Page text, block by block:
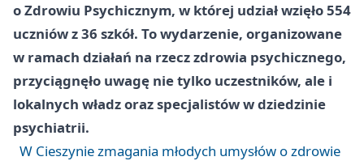
o Zdrowiu Psychicznym, w której udział wzięło 554
uczniów z 36 szkół. To wydarzenie, organizowane
w ramach działań na rzecz zdrowia psychicznego,
przyciągnęło uwagę nie tylko uczestników, ale i
lokalnych władz oraz specjalistów w dziedzinie
psychiatrii.
W Cieszynie zmagania młodych umysłów o zdrowie